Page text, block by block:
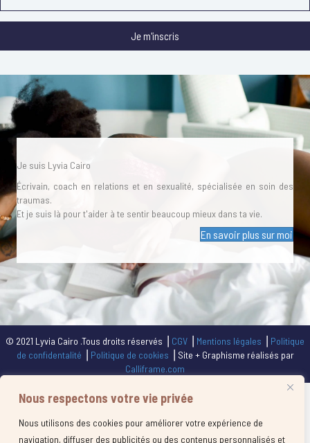
Nous respectons votre vie privée
Nous utilisons des cookies pour améliorer votre expérience de
navigation, diffuser des publicités ou des contenus personnalisés et
Je m'inscris
Je suis Lyvia Cairo
Écrivain, coach en relations et en sexualité, spécialisée en soin des
traumas.
Et je suis là pour t'aider à te sentir beaucoup mieux dans ta vie.
En savoir plus sur moi
© 2021 Lyvia Cairo .Tous droits réservés ⎥ CGV Mentions légales
Politique
de confidentalité
Politique de cookies ⎥ Site + Graphisme réalisés par
Calliframe.com